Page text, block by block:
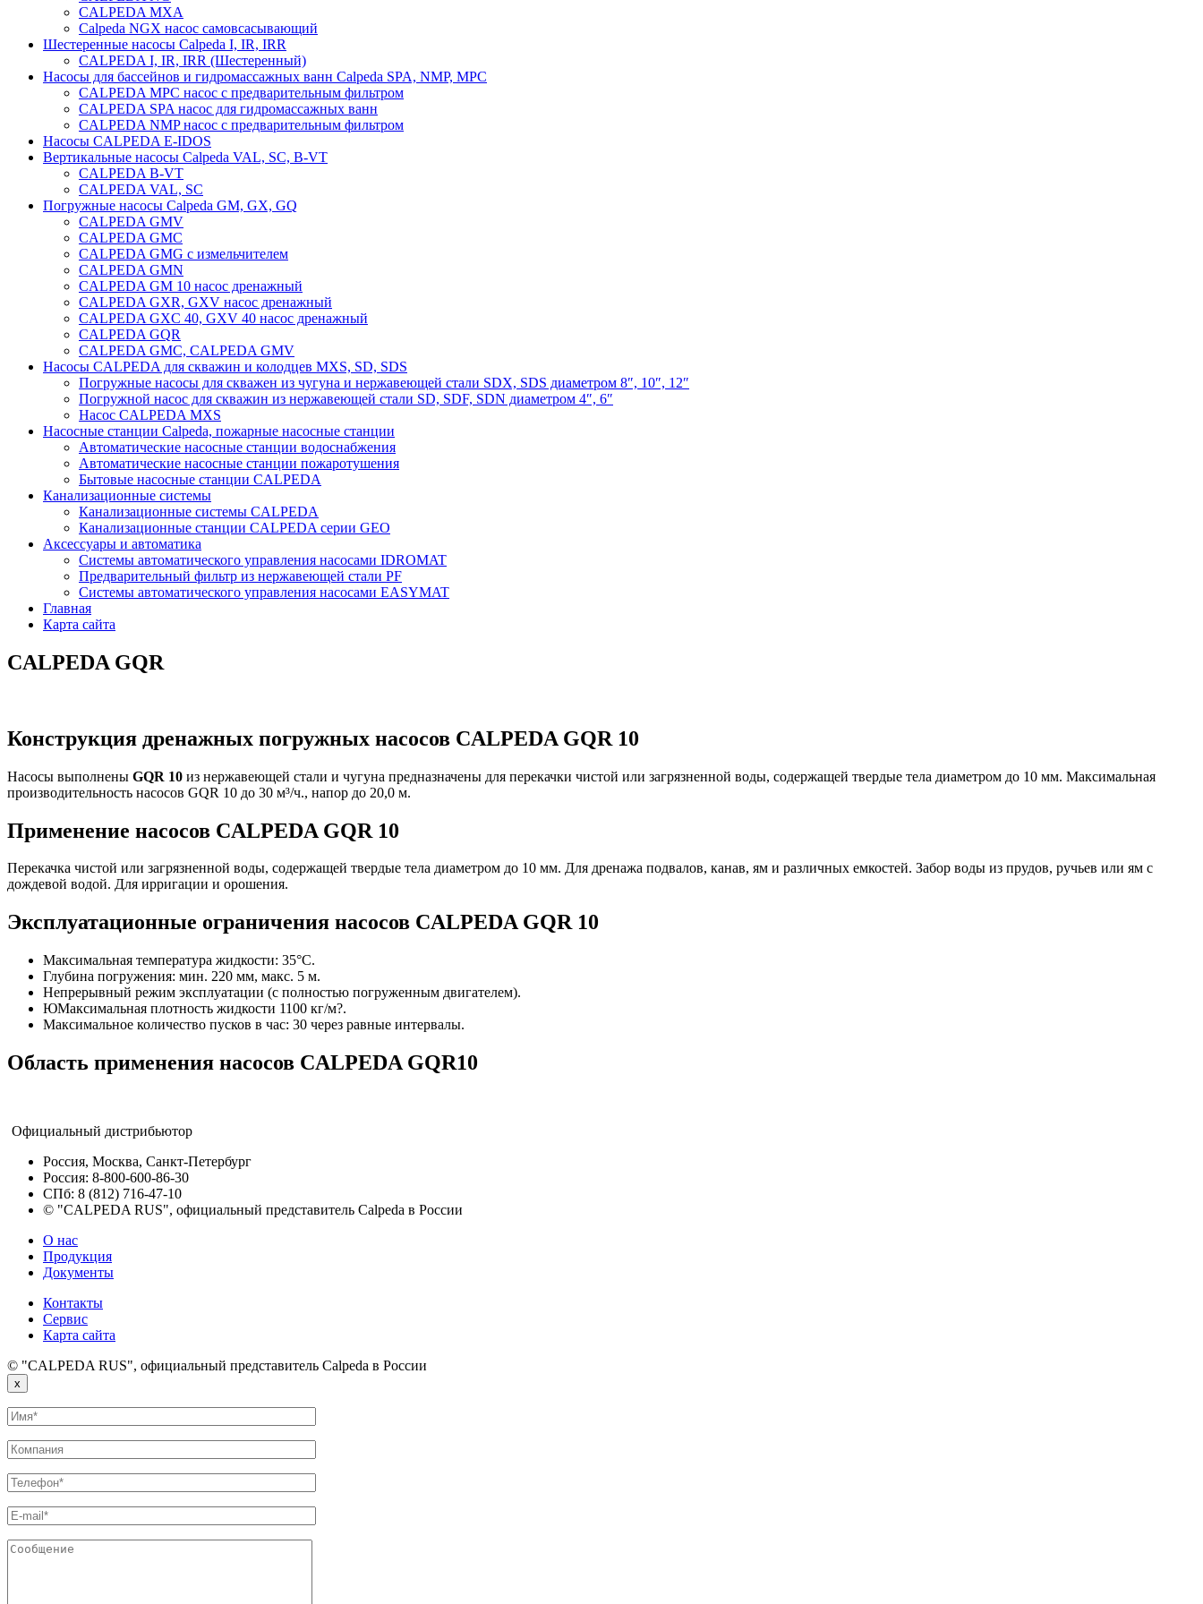
CALPEDA MXA
Calpeda NGX насос самовсасывающий
Шестеренные насосы Calpeda I, IR, IRR
CALPEDA I, IR, IRR (Шестеренный)
Насосы для бассейнов и гидромассажных ванн Calpeda SPA, NMP, MPC
CALPEDA MPC насос с предварительным фильтром
CALPEDA SPA насос для гидромассажных ванн
CALPEDA NMP насос с предварительным фильтром
Насосы CALPEDA E-IDOS
Вертикальные насосы Calpeda VAL, SC, B-VT
CALPEDA B-VT
CALPEDA VAL, SC
Погружные насосы Calpeda GM, GX, GQ
CALPEDA GMV
CALPEDA GMC
CALPEDA GMG с измельчителем
CALPEDA GMN
CALPEDA GM 10 насос дренажный
CALPEDA GXR, GXV насос дренажный
CALPEDA GXC 40, GXV 40 насос дренажный
CALPEDA GQR
CALPEDA GMC, CALPEDA GMV
Насосы CALPEDA для скважин и колодцев MXS, SD, SDS
Погружные насосы для скважен из чугуна и нержавеющей стали SDX, SDS диаметром 8″, 10″, 12″
Погружной насос для скважин из нержавеющей стали SD, SDF, SDN диаметром 4″, 6″
Насос CALPEDA MXS
Насосные станции Calpeda, пожарные насосные станции
Автоматические насосные станции водоснабжения
Автоматические насосные станции пожаротушения
Бытовые насосные станции CALPEDA
Канализационные системы
Канализационные системы CALPEDA
Канализационные станции CALPEDA серии GEO
Аксессуары и автоматика
Системы автоматического управления насосами IDROMAT
Предварительный фильтр из нержавеющей стали PF
Системы автоматического управления насосами EASYMAT
Главная
Карта сайта
CALPEDA GQR
Конструкция дренажных погружных насосов CALPEDA GQR 10
Насосы выполнены GQR 10 из нержавеющей стали и чугуна предназначены для перекачки чистой или загрязненной воды, содержащей твердые тела диаметром до 10 мм. Максимальная
производительность насосов GQR 10 до 30 м³/ч., напор до 20,0 м.
Применение насосов CALPEDA GQR 10
Перекачка чистой или загрязненной воды, содержащей твердые тела диаметром до 10 мм. Для дренажа подвалов, канав, ям и различных емкостей. Забор воды из прудов, ручьев или ям с
дождевой водой. Для ирригации и орошения.
Эксплуатационные ограничения насосов CALPEDA GQR 10
Максимальная температура жидкости: 35°С.
Глубина погружения: мин. 220 мм, макс. 5 м.
Непрерывный режим эксплуатации (с полностью погруженным двигателем).
ЮМаксимальная плотность жидкости 1100 кг/м?.
Максимальное количество пусков в час: 30 через равные интервалы.
Область применения насосов CALPEDA GQR10
Официальный дистрибьютор
Россия, Москва, Санкт-Петербург
Россия: 8-800-600-86-30
СПб: 8 (812) 716-47-10
© "CALPEDA RUS", официальный представитель Calpeda в России
О нас
Продукция
Документы
Контакты
Сервис
Карта сайта
© "CALPEDA RUS", официальный представитель Calpeda в России
x